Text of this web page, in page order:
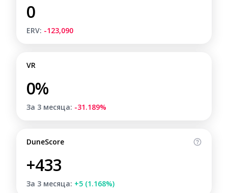
0
ERV: -123,090
VR
0%
За 3 месяца: -31.189%
DuneScore
+433
За 3 месяца: +5 (1.168%)